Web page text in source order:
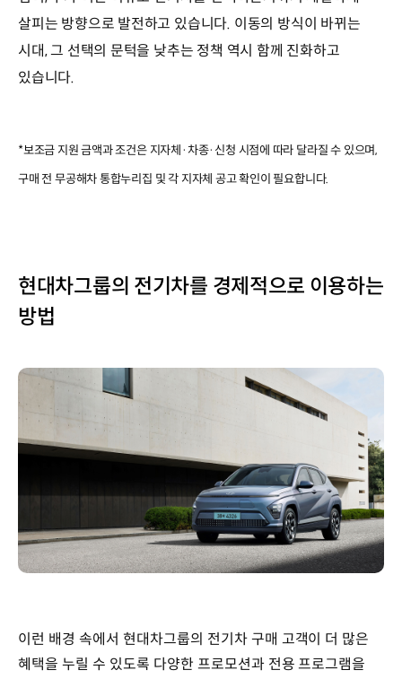
살피는 방향으로 발전하고 있습니다. 이동의 방식이 바뀌는
시대, 그 선택의 문턱을 낮추는 정책 역시 함께 진화하고
있습니다.
*보조금 지원 금액과 조건은 지자체·차종·신청 시점에 따라 달라질 수 있으며,
구매 전 무공해차 통합누리집 및 각 지자체 공고 확인이 필요합니다.
현대차그룹의 전기차를 경제적으로 이용하는
방법
이런 배경 속에서 현대차그룹의 전기차 구매 고객이 더 많은
혜택을 누릴 수 있도록 다양한 프로모션과 전용 프로그램을